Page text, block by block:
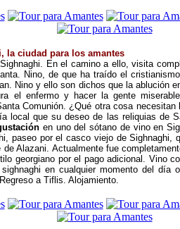
la ciudad para los amantes
En el camino a ello, visita
Nino, de que ha traído el
Nino y ello son dichos que la ablución
el enfermo y hacer la gente
Comunión. ¿Qué otra cosa
local que su deseo de las reliquias de
en uno del sótano de vino en
paseo por el casco viejo de Sighnaghi,
Alazani. Actualmente fue
georgiano por el pago adicional. Vino
en cualquier momento del día
a Tiflis. Alojamiento.